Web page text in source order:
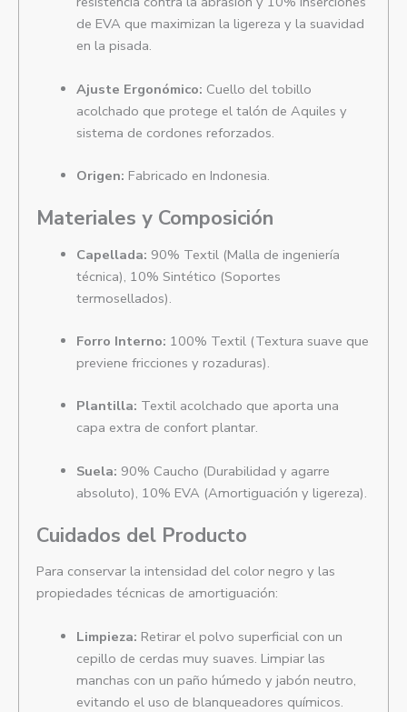
de EVA que maximizan la ligereza y la suavidad
en la pisada.
Ajuste Ergonómico: Cuello del tobillo
acolchado que protege el talón de Aquiles y
sistema de cordones reforzados.
Origen: Fabricado en Indonesia.
Materiales y Composición
Capellada: 90% Textil (Malla de ingeniería
técnica), 10% Sintético (Soportes
termosellados).
Forro Interno: 100% Textil (Textura suave que
previene fricciones y rozaduras).
Plantilla: Textil acolchado que aporta una
capa extra de confort plantar.
Suela: 90% Caucho (Durabilidad y agarre
absoluto), 10% EVA (Amortiguación y ligereza).
Cuidados del Producto
Para conservar la intensidad del color negro y las
propiedades técnicas de amortiguación:
Limpieza: Retirar el polvo superficial con un
cepillo de cerdas muy suaves. Limpiar las
manchas con un paño húmedo y jabón neutro,
evitando el uso de blanqueadores químicos.